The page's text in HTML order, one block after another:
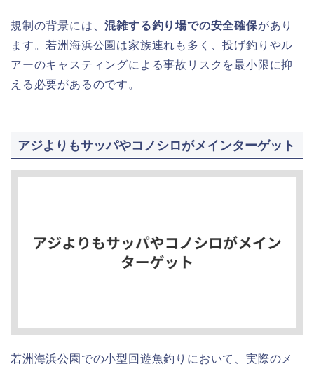
規制の背景には、混雑する釣り場での安全確保があり
ます。若洲海浜公園は家族連れも多く、投げ釣りやル
アーのキャスティングによる事故リスクを最小限に抑
える必要があるのです。
アジよりもサッパやコノシロがメインターゲット
若洲海浜公園での小型回遊魚釣りにおいて、実際のメ